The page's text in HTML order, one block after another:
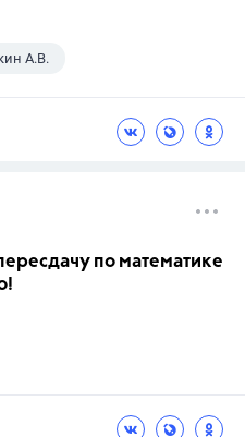
А.В.
по математике